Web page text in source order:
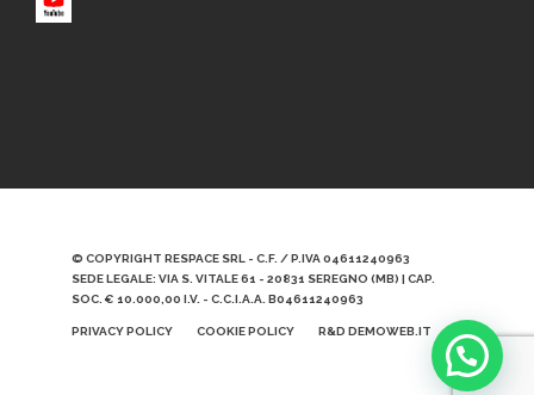
© COPYRIGHT RESPACE SRL - C.F. / P.IVA 04611240963
SEDE LEGALE: VIA S. VITALE 61 - 20831 SEREGNO (MB) | CAP.
SOC. € 10.000,00 I.V. - C.C.I.A.A. B04611240963
PRIVACY POLICY COOKIE POLICY R&D DEMOWEB.IT